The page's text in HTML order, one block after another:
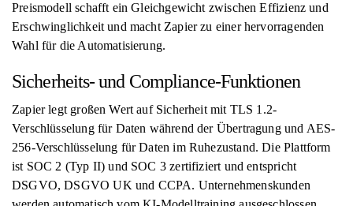
Preismodell schafft ein Gleichgewicht zwischen Effizienz und
Erschwinglichkeit und macht Zapier zu einer hervorragenden
Wahl für die Automatisierung.
Sicherheits- und Compliance-Funktionen
Zapier legt großen Wert auf Sicherheit mit TLS 1.2-
Verschlüsselung für Daten während der Übertragung und AES-
256-Verschlüsselung für Daten im Ruhezustand. Die Plattform
ist SOC 2 (Typ II) und SOC 3 zertifiziert und entspricht
DSGVO, DSGVO UK und CCPA. Unternehmenskunden